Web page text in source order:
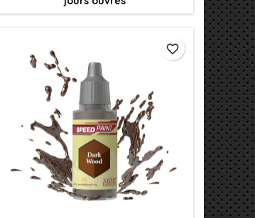
effet d'éclaircissement en une seule
application.
favorite_border